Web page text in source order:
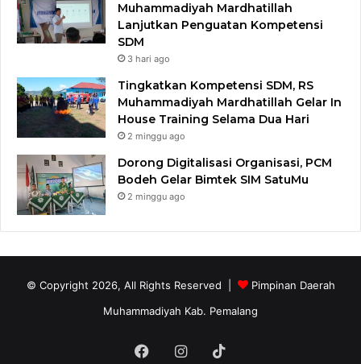
Muhammadiyah Mardhatillah
Lanjutkan Penguatan Kompetensi
SDM
3 hari ago
Tingkatkan Kompetensi SDM, RS
Muhammadiyah Mardhatillah Gelar In
House Training Selama Dua Hari
2 minggu ago
Dorong Digitalisasi Organisasi, PCM
Bodeh Gelar Bimtek SIM SatuMu​
2 minggu ago
© Copyright 2026, All Rights Reserved |
Pimpinan Daerah
Muhammadiyah Kab. Pemalang
FacebookInstagram